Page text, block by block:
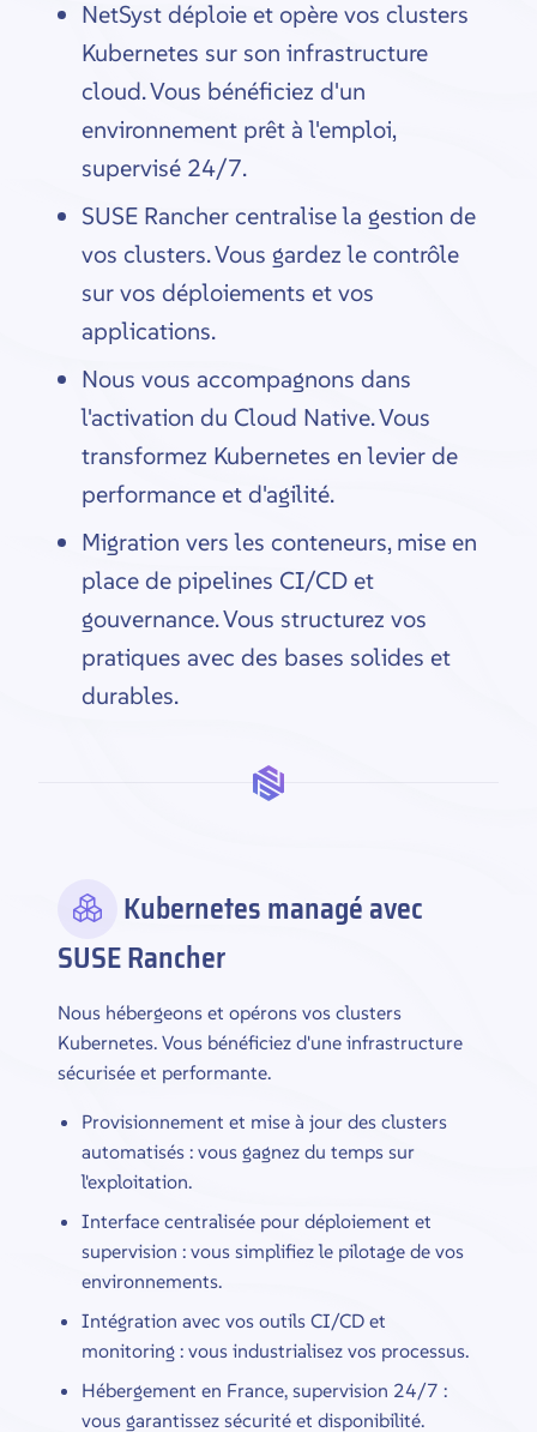
NetSyst déploie et opère vos clusters
Kubernetes sur son infrastructure
cloud. Vous bénéficiez d'un
environnement prêt à l'emploi,
supervisé 24/7.
SUSE Rancher centralise la gestion de
vos clusters. Vous gardez le contrôle
sur vos déploiements et vos
applications.
Nous vous accompagnons dans
l'activation du Cloud Native. Vous
transformez Kubernetes en levier de
performance et d'agilité.
Migration vers les conteneurs, mise en
place de pipelines CI/CD et
gouvernance. Vous structurez vos
pratiques avec des bases solides et
durables.
Kubernetes managé avec
SUSE Rancher
Nous hébergeons et opérons vos clusters
Kubernetes. Vous bénéficiez d'une infrastructure
sécurisée et performante.
Provisionnement et mise à jour des clusters
automatisés : vous gagnez du temps sur
l'exploitation.
Interface centralisée pour déploiement et
supervision : vous simplifiez le pilotage de vos
environnements.
Intégration avec vos outils CI/CD et
monitoring : vous industrialisez vos processus.
Hébergement en France, supervision 24/7 :
vous garantissez sécurité et disponibilité.